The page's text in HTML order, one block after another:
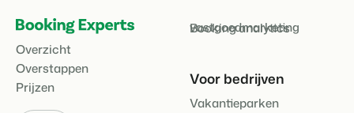
Overzicht
Overstappen
Prijzen
vastgoedmarketing
Booking analytics
Voor bedrijven
Vakantieparken